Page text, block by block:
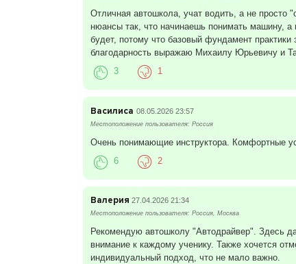
Отличная автошкола, учат водить, а не
нюансы так, что начинаешь понимать машину, а
будет, потому что базовый фундамент
благодарность выражаю Михаилу Юрьевичу и
3 1
Василиса 08.05.2026 23:57
Местоположение пользователя: Россия
Очень понимающие инструктора. Комфортные
6 2
Валерия 27.04.2026 21:34
Местоположение пользователя: Россия, Москва
Рекомендую автошколу "Автодрайвер". Здесь
внимание к каждому ученику. Также хочется
индивидуальный подход, что не мало важно.